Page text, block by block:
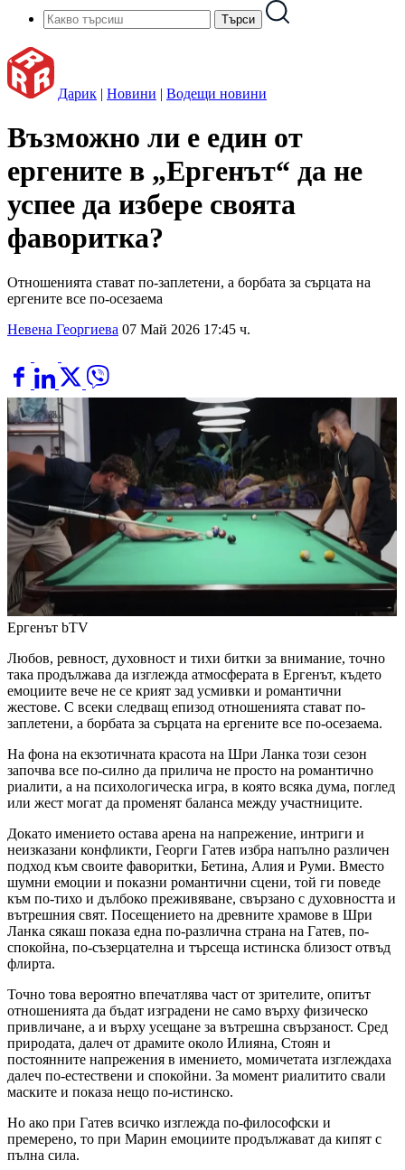
Дарик | Новини | Водещи новини
Възможно ли е един от
ергените в „Ергенът“ да не
успее да избере своята
фаворитка?
Отношенията стават по-заплетени, а борбата за сърцата на
ергените все по-осезаема
Невена Георгиева 07 Май 2026 17:45 ч.
Ергенът bTV
Любов, ревност, духовност и тихи битки за внимание, точно
така продължава да изглежда атмосферата в Ергенът, където
емоциите вече не се крият зад усмивки и романтични
жестове. С всеки следващ епизод отношенията стават по-
заплетени, а борбата за сърцата на ергените все по-осезаема.
На фона на екзотичната красота на Шри Ланка този сезон
започва все по-силно да прилича не просто на романтично
риалити, а на психологическа игра, в която всяка дума, поглед
или жест могат да променят баланса между участниците.
Докато имението остава арена на напрежение, интриги и
неизказани конфликти, Георги Гатев избра напълно различен
подход към своите фаворитки, Бетина, Алия и Руми. Вместо
шумни емоции и показни романтични сцени, той ги поведе
към по-тихо и дълбоко преживяване, свързано с духовността и
вътрешния свят. Посещението на древните храмове в Шри
Ланка сякаш показа една по-различна страна на Гатев, по-
спокойна, по-съзерцателна и търсеща истинска близост отвъд
флирта.
Точно това вероятно впечатлява част от зрителите, опитът
отношенията да бъдат изградени не само върху физическо
привличане, а и върху усещане за вътрешна свързаност. Сред
природата, далеч от драмите около Илияна, Стоян и
постоянните напрежения в имението, момичетата изглеждаха
далеч по-естествени и спокойни. За момент риалитито свали
маските и показа нещо по-истинско.
Но ако при Гатев всичко изглежда по-философски и
премерено, то при Марин емоциите продължават да кипят с
пълна сила.